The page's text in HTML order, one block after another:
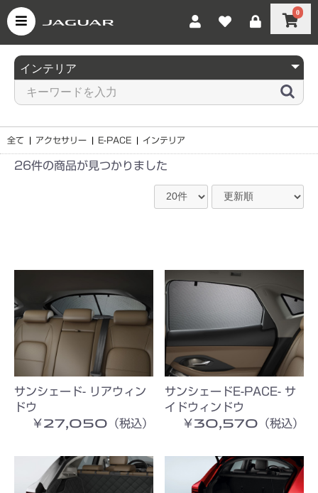
0
全て | アクセサリー | E-PACE | インテリア
26件の商品が見つかりました
サンシェード- リアウィン
ドウ
￥27,050（税込）
サンシェードE-PACE- サ
イドウィンドウ
￥30,570（税込）